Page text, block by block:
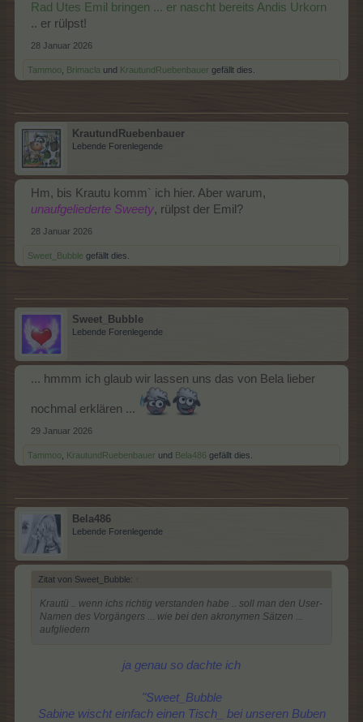
Rad Utes Emil bringen ... er nascht bereits Andis Urkorn
.. er rülpst!
28 Januar 2026
Tammoo Brimacla und KrautundRuebenbauer gefällt dies.
KrautundRuebenbauer
Lebende Forenlegende
Hm, bis Krautu komm` ich hier. Aber warum,
unaufgeliederte Sweety, rülpst der Emil?
28 Januar 2026
Sweet_Bubble gefällt dies.
Sweet_Bubble
Lebende Forenlegende
... hmmm ich glaub wir lassen uns das von Bela lieber
nochmal erklären ...
29 Januar 2026
Tammoo KrautundRuebenbauer und Bela486 gefällt dies.
Bela486
Lebende Forenlegende
Zitat von Sweet_Bubble: ↑
Krautü .. wenn ichs richtig verstanden habe .. soll man den User-
Namen des Vorgängers ... wie bei den akronymen Sätzen ...
aufgliedern
ja genau so dachte ich
"Sweet_Bubble
Sabine wischt einfach einen Tisch_ bei unseren Buben